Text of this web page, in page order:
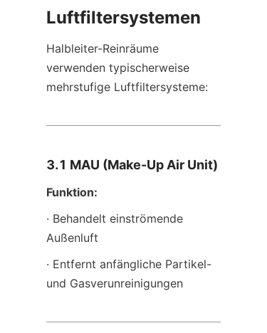
Luftfiltersystemen
Halbleiter-Reinräume
verwenden typischerweise
mehrstufige Luftfiltersysteme:
3.1 MAU (Make-Up Air Unit)
Funktion:
· Behandelt einströmende
Außenluft
· Entfernt anfängliche Partikel-
und Gasverunreinigungen